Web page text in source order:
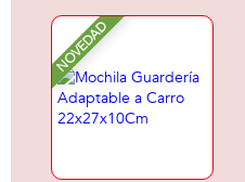
NOVEDAD